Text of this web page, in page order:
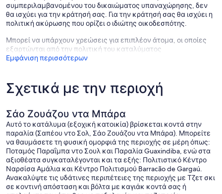
συμπεριλαμβανομένου του δικαιώματος υπαναχώρησης, δεν
θα ισχύει για την κράτησή σας. Για την κράτησή σας θα ισχύει η
πολιτική ακύρωσης που ορίζει ο ιδιώτης οικοδεσπότης.
Μπορεί να υπάρχουν χρεώσεις για επιπλέον άτομα, οι οποίες
εξαρτώνται από την πολιτική του καταλύματος
Εμφάνιση περισσότερων
Σχετικά με την περιοχή
Σάο Ζουάζου ντα Μπάρα
Αυτό το κατάλυμα (εξοχική κατοικία) βρίσκεται κοντά στην
παραλία (Σαπέου ντο Σολ, Σάο Ζουάζου ντα Μπάρα). Μπορείτε
να θαυμάσετε τη φυσική ομορφιά της περιοχής σε μέρη όπως:
Ποταμός Παραΐμπα ντο Σουλ και Παραλία Guaxindiba, ενώ στα
αξιοθέατα συγκαταλέγονται και τα εξής: Πολιτιστικό Κέντρο
Ναρσίσα Αμάλια και Κέντρο Πολιτισμού Barracão de Gargaú.
Ανακαλύψτε τις υδάτινες περιπέτειες της περιοχής με Τζετ σκι
σε κοντινή απόσταση και βόλτα με καγιάκ κοντά σας ή